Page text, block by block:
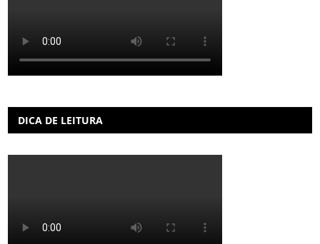
DICA DE LEITURA